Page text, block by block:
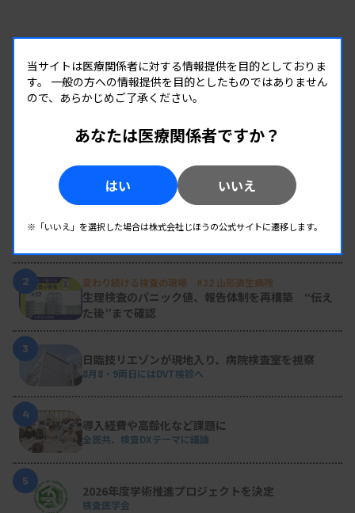
RANKING
人気の記事
新人臨床検査技師の歩き方 ［第16回］
2 変わり続ける検査の現場 #32 山形済生病院
生理検査のパニック値、報告体制を再構築 “伝え
た後”まで確認
3
日臨技リエゾンが現地入り、病院検査室を視察
8月8・9両日にはDVT検診へ
4
導入経費や高齢化など課題に
全医共、検査DXテーマに議論
5
2026年度学術推進プロジェクトを決定
検査医学会
当サイトは医療関係者に対する情報提供を目的としておりま
す。 一般の方への情報提供を目的としたものではありません
ので、あらかじめご了承ください。
あなたは医療関係者ですか？
はい いいえ
※「いいえ」を選択した場合は株式会社じほうの公式サイトに遷移します。